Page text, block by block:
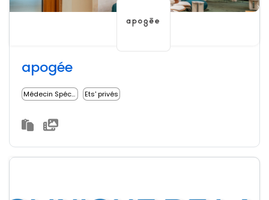
apogée
Médecin Spécialiste Ets' privés